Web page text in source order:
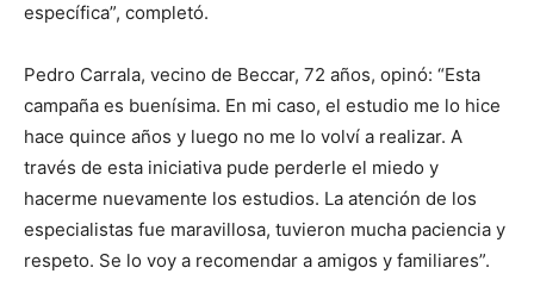
específica”, completó.
Pedro Carrala, vecino de Beccar, 72 años, opinó: “Esta
campaña es buenísima. En mi caso, el estudio me lo hice
hace quince años y luego no me lo volví a realizar. A
través de esta iniciativa pude perderle el miedo y
hacerme nuevamente los estudios. La atención de los
especialistas fue maravillosa, tuvieron mucha paciencia y
respeto. Se lo voy a recomendar a amigos y familiares”.